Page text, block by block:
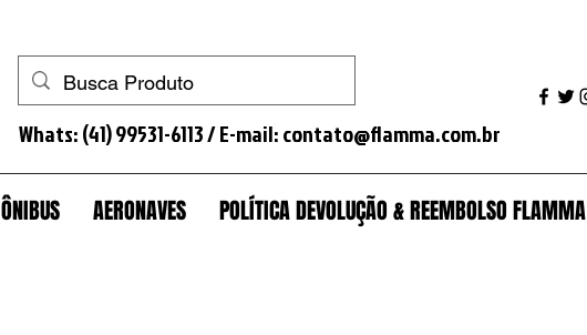
Whats: (41) 99531-6113 / E-mail:contato@flamma.com.br
ÔNIBUS AERONAVES POLÍTICA DEVOLUÇÃO & REEMBOLSO FLAMMA